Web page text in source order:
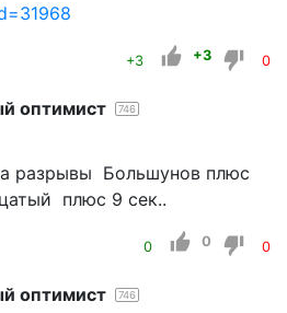
+3 +3 0
оптимист 746
разрывы Большунов плюс
плюс 9 сек..
0 0 0
оптимист 746